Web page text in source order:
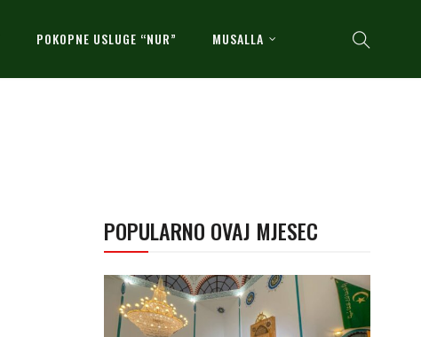
POKOPNE USLUGE “NUR” MUSALLA
POPULARNO OVAJ MJESEC